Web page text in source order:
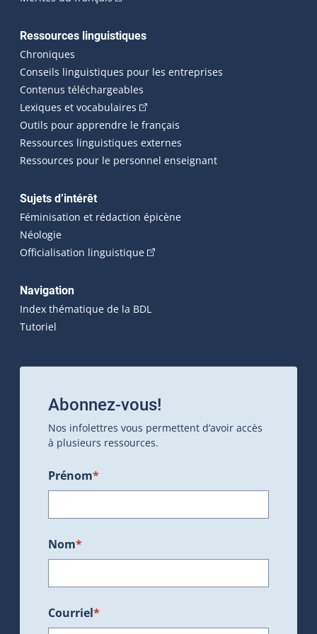
Ressources linguistiques
Chroniques
Conseils linguistiques pour les entreprises
Contenus téléchargeables
Lexiques et vocabulaires (Cet hyperlien externe s'ouvrira
Outils pour apprendre le français
Ressources linguistiques externes
Ressources pour le personnel enseignant
Sujets d’intérêt
Féminisation et rédaction épicène
Néologie
Officialisation linguistique(Cet hyperlien externe s'ouvrira
Navigation
Index thématique de la BDL
Tutoriel
Abonnez-vous!
Nos infolettres vous permettent d’avoir accès
à plusieurs ressources.
Prénom*
Nom*
Courriel*